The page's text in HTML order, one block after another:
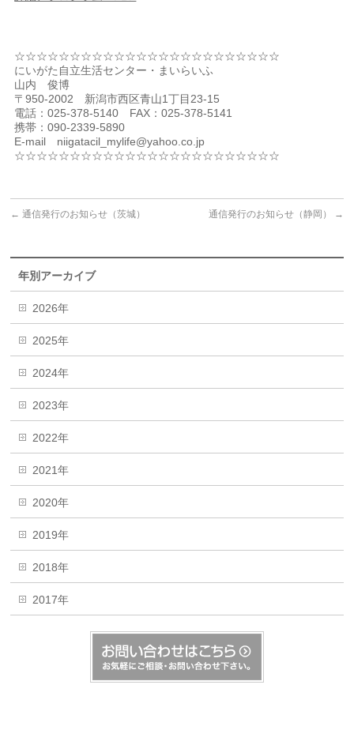
☆☆☆☆☆☆☆☆☆☆☆☆☆☆☆☆☆☆☆☆☆☆☆☆
にいがた自立生活センター・まいらいふ
山内 俊博
〒950-2002 新潟市西区青山1丁目23-15
電話：025-378-5140 FAX：025-378-5141
携帯：090-2339-5890
E-mail niigatacil_mylife@yahoo.co.jp
☆☆☆☆☆☆☆☆☆☆☆☆☆☆☆☆☆☆☆☆☆☆☆☆
← 通信発行のお知らせ（茨城） 通信発行のお知らせ（静岡） →
年別アーカイブ
2026年
2025年
2024年
2023年
2022年
2021年
2020年
2019年
2018年
2017年